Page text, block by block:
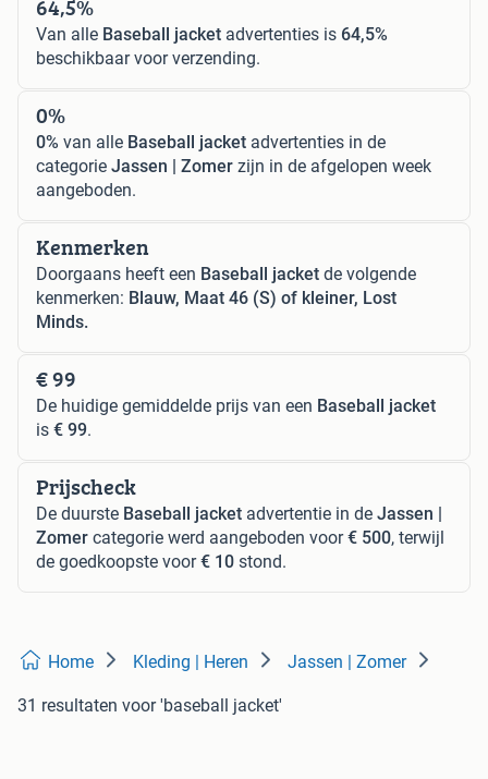
64,5%
Van alle Baseball jacket advertenties is 64,5%
beschikbaar voor verzending.
0%
0% van alle Baseball jacket advertenties in de
categorie Jassen | Zomer zijn in de afgelopen week
aangeboden.
Kenmerken
Doorgaans heeft een Baseball jacket de volgende
kenmerken: Blauw, Maat 46 (S) of kleiner, Lost
Minds.
€ 99
De huidige gemiddelde prijs van een Baseball jacket
is € 99.
Prijscheck
De duurste Baseball jacket advertentie in de Jassen |
Zomer categorie werd aangeboden voor€ 500, terwijl
de goedkoopste voor€ 10 stond.
Home Kleding | Heren Jassen | Zomer
31 resultaten voor 'baseball jacket'